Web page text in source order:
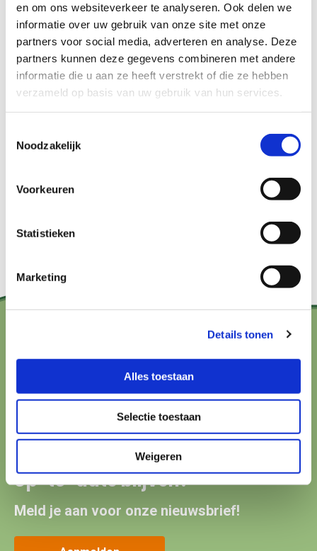
en om ons websiteverkeer te analyseren. Ook delen we
informatie over uw gebruik van onze site met onze
partners voor social media, adverteren en analyse. Deze
partners kunnen deze gegevens combineren met andere
informatie die u aan ze heeft verstrekt of die ze hebben
verzameld op basis van uw gebruik van hun services.
Noodzakelijk
Voorkeuren
Statistieken
Marketing
Details tonen
Alles toestaan
Selectie toestaan
Weigeren
onderwerpen zoals, kernwaarden, aansluit
criteria, scholing en cursussen , vereisten,
wet- en regelgeving en meer.
Bekijk het hier
Contact?
hallo@boerenbuurmetnatuur.nl
Arthur van Schendelstraat 600
Up-to-date blijven?
Meld je aan voor onze nieuwsbrief!